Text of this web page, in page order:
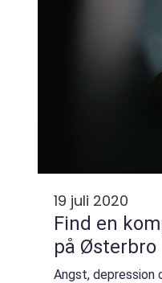
19 juli 2020
Find en
på Østerbro
Angst, depression